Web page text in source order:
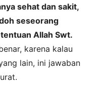
sehat dan sakit,
seseorang
Allah Swt.
karena kalau
lain, ini jawaban